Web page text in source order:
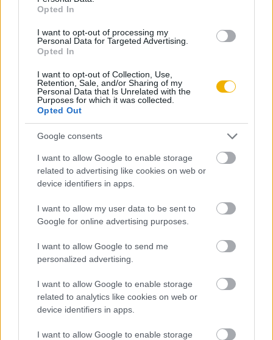
Opted In
I want to opt-out of processing my
Personal Data for Targeted Advertising.
Opted In
I want to opt-out of Collection, Use,
Retention, Sale, and/or Sharing of my
Personal Data that Is Unrelated with the
Purposes for which it was collected.
Opted Out
Google consents
I want to allow Google to enable storage
related to advertising like cookies on web or
device identifiers in apps.
I want to allow my user data to be sent to
Google for online advertising purposes.
I want to allow Google to send me
personalized advertising.
I want to allow Google to enable storage
related to analytics like cookies on web or
device identifiers in apps.
I want to allow Google to enable storage
Már előfizetőnk?
Online-on, kattintson ide:BELÉPÉS.
rendelkezik felhasználói fiókkal, kattintson ide:
REGISZTRÁCIÓ.
Szerző
Erős Ferenc
A szerző cikkei